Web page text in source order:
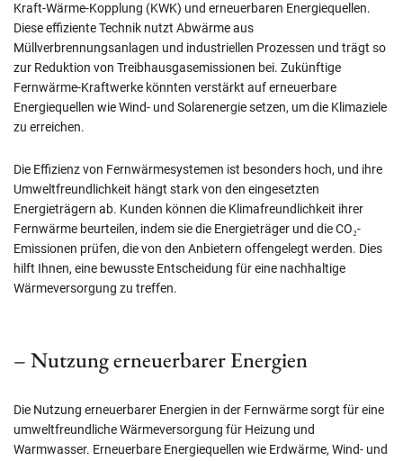
Kraft-Wärme-Kopplung (KWK) und erneuerbaren Energiequellen.
Diese effiziente Technik nutzt Abwärme aus
Müllverbrennungsanlagen und industriellen Prozessen und trägt so
zur Reduktion von Treibhausgasemissionen bei. Zukünftige
Fernwärme-Kraftwerke könnten verstärkt auf erneuerbare
Energiequellen wie Wind- und Solarenergie setzen, um die Klimaziele
zu erreichen.
Die Effizienz von Fernwärmesystemen ist besonders hoch, und ihre
Umweltfreundlichkeit hängt stark von den eingesetzten
Energieträgern ab. Kunden können die Klimafreundlichkeit ihrer
Fernwärme beurteilen, indem sie die Energieträger und die CO₂-
Emissionen prüfen, die von den Anbietern offengelegt werden. Dies
hilft Ihnen, eine bewusste Entscheidung für eine nachhaltige
Wärmeversorgung zu treffen.
– Nutzung erneuerbarer Energien
Die Nutzung erneuerbarer Energien in der Fernwärme sorgt für eine
umweltfreundliche Wärmeversorgung für Heizung und
Warmwasser. Erneuerbare Energiequellen wie Erdwärme, Wind- und